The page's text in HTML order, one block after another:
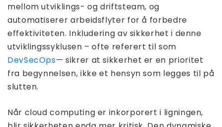
mellom utviklings- og driftsteam, og
automatiserer arbeidsflyter for å forbedre
effektiviteten. Inkludering av sikkerhet i denne
utviklingssyklusen – ofte referert til som
DevSecOps— sikrer at sikkerhet er en prioritet
fra begynnelsen, ikke et hensyn som legges til på
slutten.
Når cloud computing er inkorporert i ligningen,